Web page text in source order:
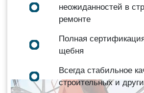
неожиданностей в
ремонте
Полная
щебня
Всегда стабильное
строительных и